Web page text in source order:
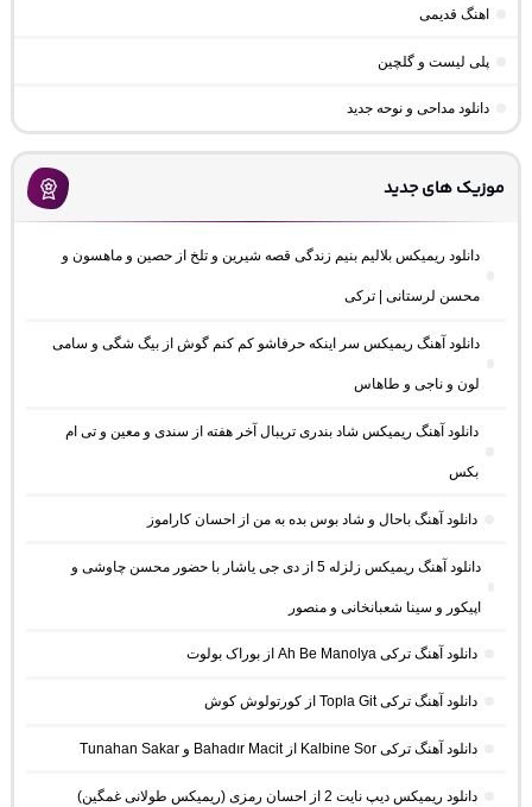
اهنگ قدیمی
پلی لیست و گلچین
دانلود مداحی و نوحه جدید
موزیک های جدید
دانلود ریمیکس بلالیم بنیم زندگی قصه شیرین و تلخ از حصین و ماهسون و
محسن لرستانی | ترکی
دانلود آهنگ ریمیکس سر اینکه حرفاشو کم کنم گوش از بیگ شگی و سامی
لون و ناجی و طاهاس
دانلود آهنگ ریمیکس شاد بندری تریبال آخر هفته از سندی و معین و تی ام
بکس
دانلود آهنگ باحال و شاد بوس بده به من از احسان کاراموز
دانلود آهنگ ریمیکس زلزله 5 از دی جی یاشار با حضور محسن چاوشی و
اپیکور و سینا شعبانخانی و منصور
دانلود آهنگ ترکی Ah Be Manolya از بوراک بولوت
دانلود آهنگ ترکی Topla Git از کورتولوش کوش
دانلود آهنگ ترکی Kalbine Sor از Bahadır Macit و Tunahan Sakar
دانلود ریمیکس دیپ نایت 2 از احسان رمزی (ریمیکس طولانی غمگین)